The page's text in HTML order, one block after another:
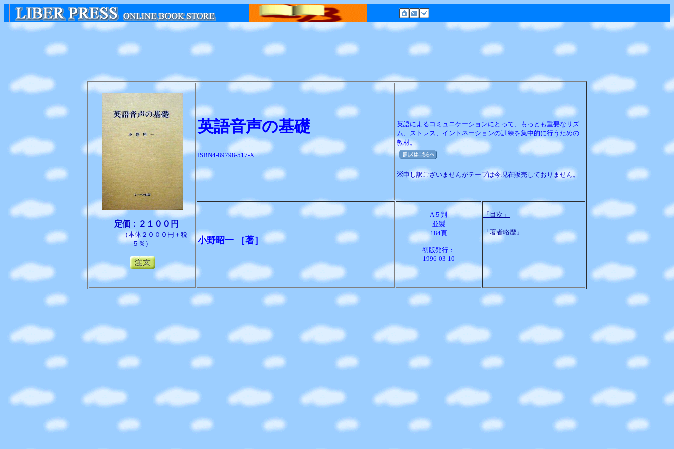
定価：２１００円
（本体２０００円＋税
５％）
英語音声の基礎
ISBN4-89798-517-X
英語によるコミュニケーションにとって、もっとも重要なリズ
ム、ストレス、イントネーションの訓練を集中的に行うための
教材。
※申し訳ございませんがテープは今現在販売しておりません。
小野昭一 ［著］
A５判
並製
184頁
初版発行：
1996-03-10
「目次」
「著者略歴」